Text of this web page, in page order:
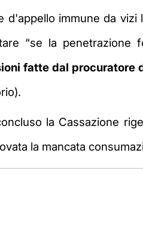
immune da
“se la penetrazione
fatte dal procuratore
la Cassazione
la mancata